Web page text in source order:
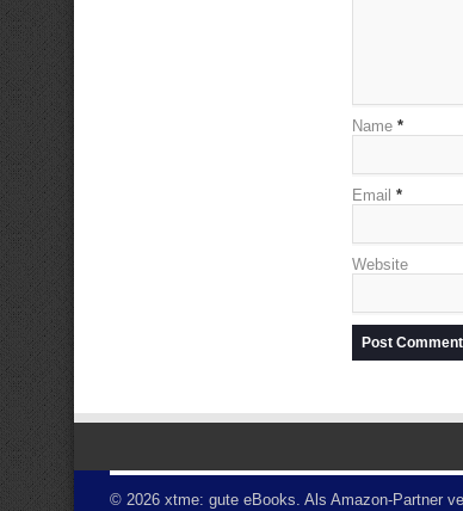
Name *
Email *
Website
© 2026 xtme: gute eBooks. Als Amazon-Partner